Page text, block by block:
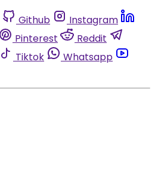
Github
Instagram
Pinterest
Reddit
Tiktok
Whatsapp